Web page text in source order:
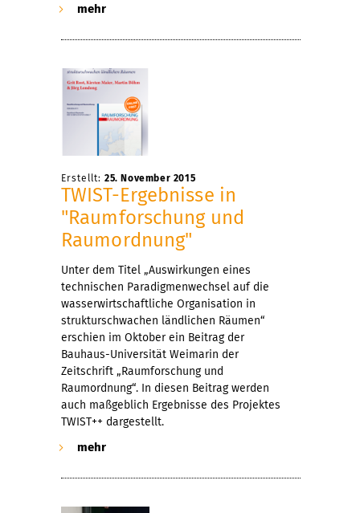
mehr
Erstellt: 25. November 2015
TWIST-Ergebnisse in
"Raumforschung und
Raumordnung"
Unter dem Titel „Auswirkungen eines
technischen Paradigmenwechsel auf die
wasserwirtschaftliche Organisation in
strukturschwachen ländlichen Räumen“
erschien im Oktober ein Beitrag der
Bauhaus-Universität Weimarin der
Zeitschrift „Raumforschung und
Raumordnung“. In diesen Beitrag werden
auch maßgeblich Ergebnisse des Projektes
TWIST++ dargestellt.
mehr